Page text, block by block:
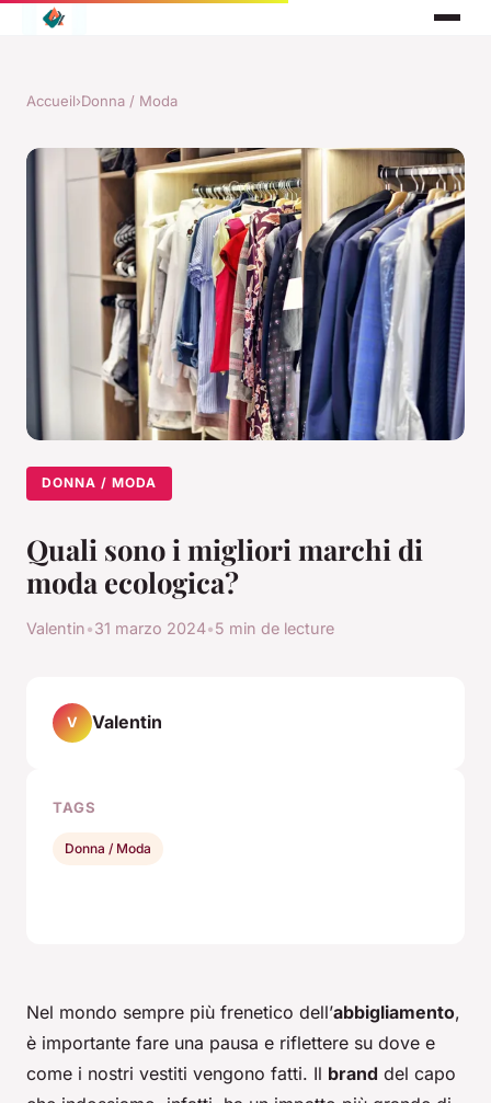
Accueil›Donna / Moda
DONNA / MODA
Quali sono i migliori marchi di
moda ecologica?
Valentin•31 marzo 2024•5 min de lecture
Nel mondo sempre più frenetico dell’abbigliamento,
è importante fare una pausa e riflettere su dove e
come i nostri vestiti vengono fatti. Il brand del capo
V Valentin
TAGS
Donna / Moda